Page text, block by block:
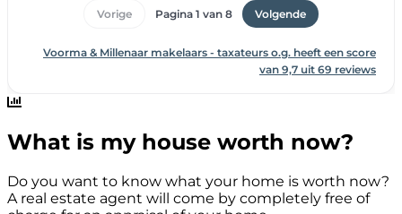
What is my house worth now?
Do you want to know what your home is worth now?
A real estate agent will come by completely free of